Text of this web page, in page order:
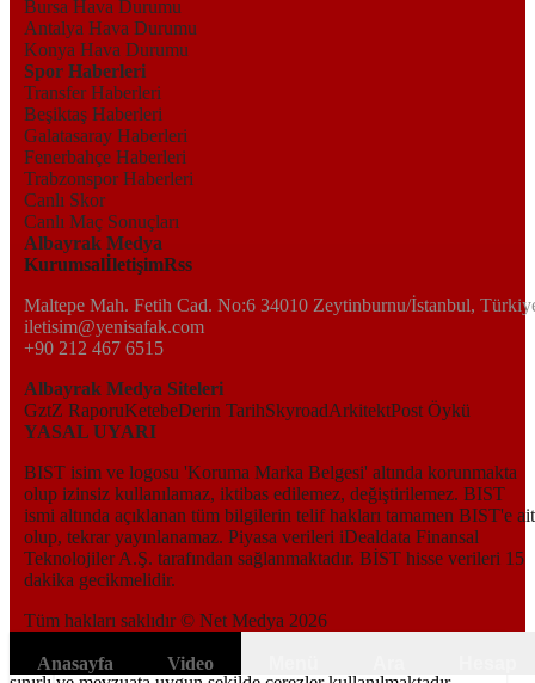
Bursa Hava Durumu
Antalya Hava Durumu
Konya Hava Durumu
Spor Haberleri
Transfer Haberleri
Beşiktaş Haberleri
Galatasaray Haberleri
Fenerbahçe Haberleri
Trabzonspor Haberleri
Canlı Skor
Canlı Maç Sonuçları
Albayrak Medya
KurumsalİletişimRss
Maltepe Mah. Fetih Cad. No:6 34010 Zeytinburnu/İstanbul,
iletisim@yenisafak.com
+90 212 467 6515
Albayrak Medya Siteleri
GztZ RaporuKetebeDerin TarihSkyroadArkitektPost Öykü
YASAL UYARI
BIST isim ve logosu 'Koruma Marka Belgesi' altında korunmakta
olup izinsiz kullanılamaz, iktibas edilemez, değiştirilemez. BIST
ismi altında açıklanan tüm bilgilerin telif hakları tamamen BIST'e ait
olup, tekrar yayınlanamaz. Piyasa verileri iDealdata Finansal
Teknolojiler A.Ş. tarafından sağlanmaktadır. BİST hisse verileri 15
dakika gecikmelidir.
Tüm hakları saklıdır © Net Medya 2026
Anasayfa Video
Kapat
6698 sayılı Kişisel Verilerin Korunması Kanunundaki amaçlar ile